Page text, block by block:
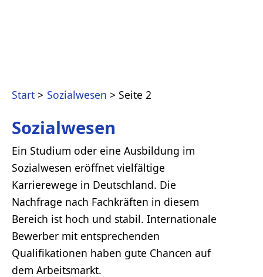
Start Sozialwesen Seite 2
Sozialwesen
Ein Studium oder eine Ausbildung im
Sozialwesen eröffnet vielfältige
Karrierewege in Deutschland. Die
Nachfrage nach Fachkräften in diesem
Bereich ist hoch und stabil. Internationale
Bewerber mit entsprechenden
Qualifikationen haben gute Chancen auf
dem Arbeitsmarkt.